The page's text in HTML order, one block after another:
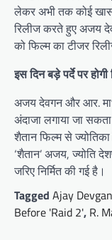
लेकर अभी तक कोई
रिलीज करते हुए अजय
को फिल्म का टीजर
इस दिन बड़े पर्दे पर
अजय देवगन और आर.
अंदाजा लगाया जा
शैतान फिल्म से
‘शैतान’ अजय, ज्योति
जरिए निर्मित की गई है।
Tagged Ajay
Before 'Raid 2', R.